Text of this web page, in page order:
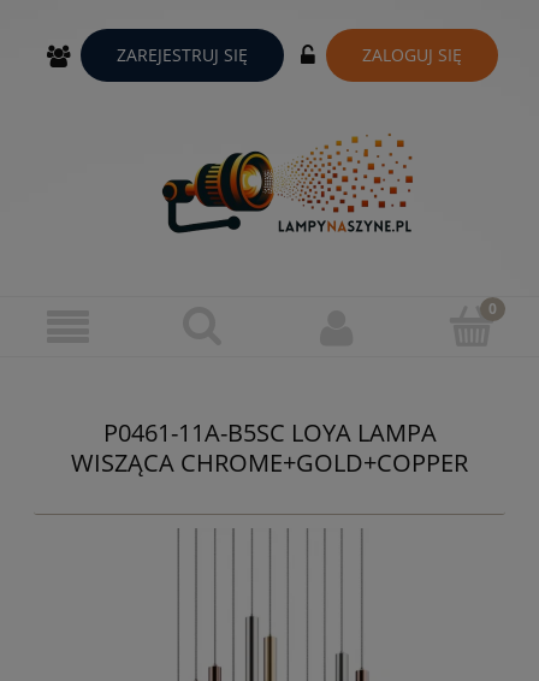
ZAREJESTRUJ SIĘ ZALOGUJ SIĘ
P0461-11A-B5SC LOYA LAMPA
WISZĄCA CHROME+GOLD+COPPER